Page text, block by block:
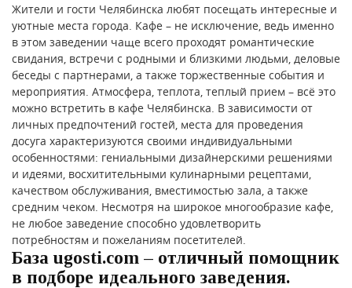
Жители и гости Челябинска любят посещать интересные и
уютные места города. Кафе – не исключение, ведь именно
в этом заведении чаще всего проходят романтические
свидания, встречи с родными и близкими людьми, деловые
беседы с партнерами, а также торжественные события и
мероприятия. Атмосфера, теплота, теплый прием – всё это
можно встретить в кафе Челябинска. В зависимости от
личных предпочтений гостей, места для проведения
досуга характеризуются своими индивидуальными
особенностями: гениальными дизайнерскими решениями
и идеями, восхитительными кулинарными рецептами,
качеством обслуживания, вместимостью зала, а также
средним чеком. Несмотря на широкое многообразие кафе,
не любое заведение способно удовлетворить
потребностям и пожеланиям посетителей.
База ugosti.com – отличный помощник
в подборе идеального заведения.